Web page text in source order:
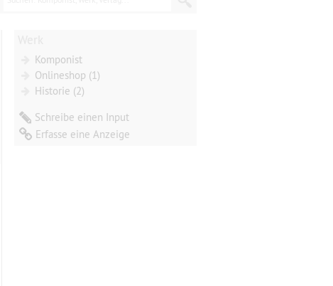
Komponist
Onlineshop (1)
Historie (2)
Schreibe einen Input
Erfasse eine Anzeige